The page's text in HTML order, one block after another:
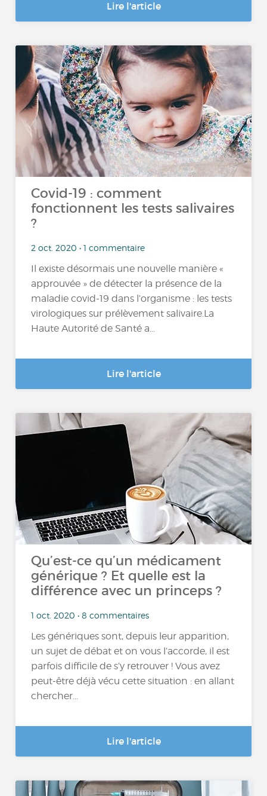
Lire l'article
Covid-19 : comment
fonctionnent les tests salivaires
?
2 oct. 2020 • 1 commentaire
Il existe désormais une nouvelle manière «
approuvée » de détecter la présence de la
maladie covid-19 dans l’organisme : les tests
virologiques sur prélèvement salivaire.La
Haute Autorité de Santé a...
Lire l'article
Qu’est-ce qu’un médicament
générique ? Et quelle est la
différence avec un princeps ?
1 oct. 2020 • 8 commentaires
Les génériques sont, depuis leur apparition,
un sujet de débat et on vous l’accorde, il est
parfois difficile de s’y retrouver ! Vous avez
peut-être déjà vécu cette situation : en allant
chercher...
Lire l'article